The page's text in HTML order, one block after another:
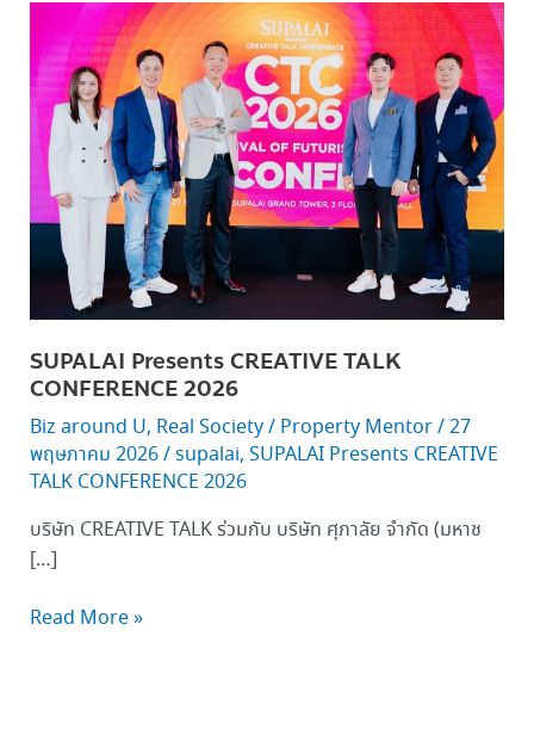
SUPALAI Presents CREATIVE TALK
CONFERENCE 2026
Biz around U, Real Society/ Property Mentor/27
พฤษภาคม 2026/supalai, SUPALAI Presents CREATIVE
TALK CONFERENCE 2026
บริษัท CREATIVE TALK ร่วมกับ บริษัท ศุภาลัย จำกัด (มหาช
[…]
SUPALAI
Presents
CREATIVE
TALK
CONFERENCE 2026
Read More »